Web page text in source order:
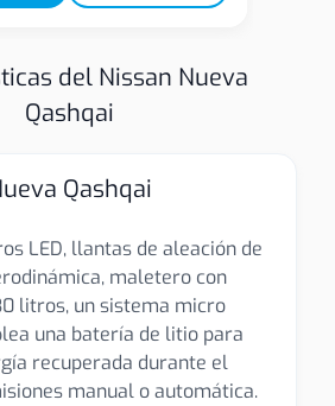
del Nissan Nueva
Qashqai
Qashqai
LED, llantas de aleación de
maletero con
litros, un sistema micro
una batería de litio para
recuperada durante el
manual o automática.